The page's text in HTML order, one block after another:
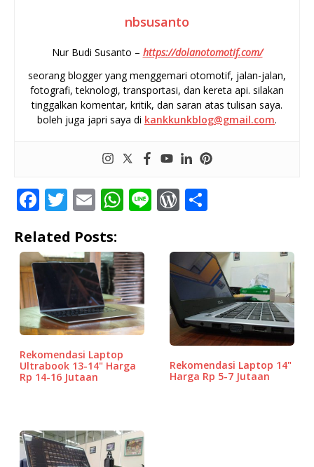
nbsusanto
Nur Budi Susanto – https://dolanotomotif.com/
seorang blogger yang menggemari otomotif, jalan-jalan,
fotografi, teknologi, transportasi, dan kereta api. silakan
tinggalkan komentar, kritik, dan saran atas tulisan saya.
boleh juga japri saya di kankkunkblog@gmail.com.
F
c
e
b
o
o
k
T
it
te
r
E
ai
l
W
at
s
A
p
p
Li W
r
d
P
r
e
ss
ar
e
Related Posts:
Rekomendasi Laptop
Ultrabook 13-14" Harga
Rp 14-16 Jutaan
Rekomendasi Laptop 14"
Harga Rp 5-7 Jutaan